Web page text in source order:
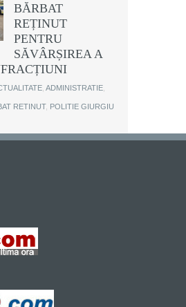
BĂRBAT
REȚINUT
PENTRU
SĂVÂRȘIREA A
ADMINISTRATIE
RETINUT, POLITIE GIURGIU